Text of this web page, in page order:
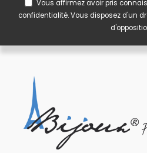
Vous affirmez avoir pris
confidentialité. Vous disposez d'un